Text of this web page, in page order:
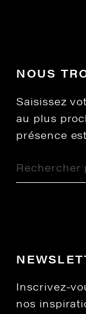
NOUS
Saisissez
au plus
présence
Inscrivez-
nos